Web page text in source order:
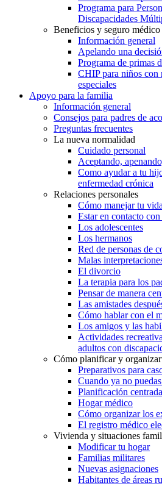
Programa para
Discapacidades
Beneficios y seguro médico
Información general
Apelando una
Programa de primas
CHIP para niños con
especiales
Apoyo para la familia
Información general
Consejos para padres de
Preguntas frecuentes
La nueva normalidad
Cuidado personal
Aceptando,
Como ayudar a tu
enfermedad crónica
Relaciones personales
Cómo manejar tu
Estar en contacto
Los adolescentes
Los hermanos
Red de personas de
Malas
El divorcio
La terapia para los
Pensar de manera
Las amistades
Cómo hablar con el
Los amigos y las
Actividades
adultos con
Cómo planificar y
Preparativos para
Cuando ya no
Planificación
Hogar médico
Cómo organizar los
El registro médico
Vivienda y situaciones
Modificar tu hogar
Familias militares
Nuevas asignaciones
Habitantes de áreas